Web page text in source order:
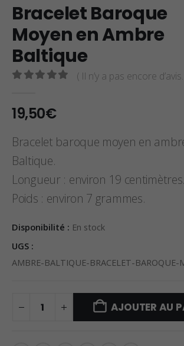
Bracelet Baroque
Moyen en Ambre
Baltique
( Il n’y a pas encore
19,50€
Bracelet baroque moyen en
Baltique.
Longueur : environ 19 centimètres.
Poids : environ 7 grammes.
Disponibilité : En stock
UGS :
AMBRE-BALTIQUE-BRACELET-BAROQUE-
AJOUTER AU